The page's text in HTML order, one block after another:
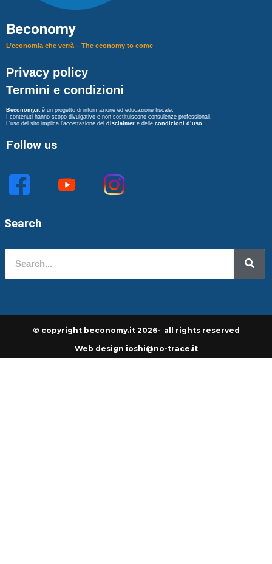
Beconomy
L’economia che verrà – The economy to come
Privacy policy
Termini e condizioni
Beconomy.it è un progetto di informazione ed educazione fiscale.
I contenuti hanno scopo divulgativo e non sostituiscono consulenze professionali.
L’uso del sito implica l’accettazione del disclaimer e delle condizioni d’uso
Follow us
Search
© copyright beconomy.it 2026- all rights reserved
Web design ioshi@no-trace.it